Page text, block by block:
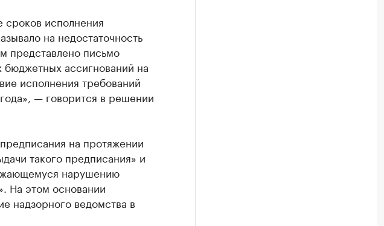
сроков исполнения
на недостаточность
представлено письмо
бюджетных ассигнований на
исполнения требований
— говорится в решении
на протяжении
такого предписания» и
нарушению
На этом основании
надзорного ведомства в